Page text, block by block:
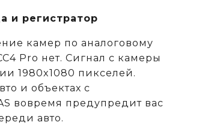
и регистратор
камер по аналоговому
Pro нет. Сигнал с камеры
1980x1080 пикселей.
и объектах c
вовремя предупредит вас
авто.